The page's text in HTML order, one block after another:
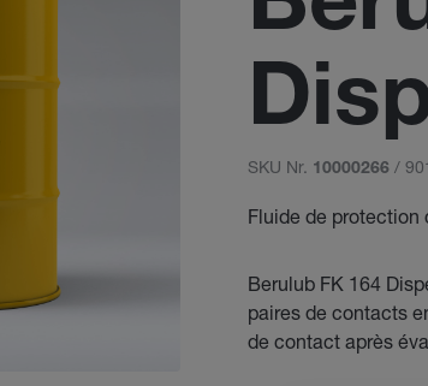
SKU Nr. 10000266 /
Fluide de
Berulub FK 164
paires de contacts
de contact après